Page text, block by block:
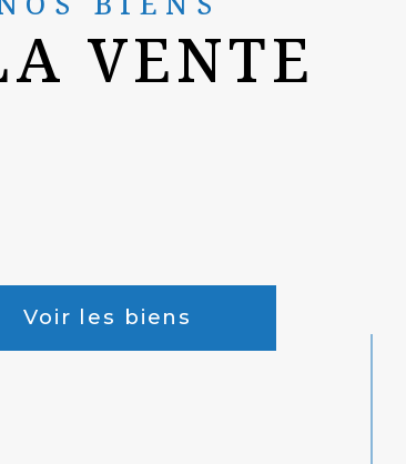
VENTE
Voir les biens